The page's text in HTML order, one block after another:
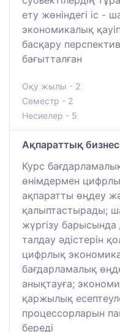
ету жөніндегі іс -
экономикалық
басқару
бағытталған
Оқу жылы - 2
Семестр - 2
Несиелер - 5
Ақпараттық
Курс
өнімдермен
ақпаратты өңдеу
қалыптастырады;
жүргізу
талдау әдістерін
цифрлық
бағдарламалық
анықтауға;
қаржылық
процессорларын
береді